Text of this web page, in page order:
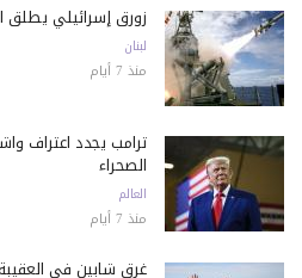
زورق إسرائيلي يطلق
لبنان
منذ 7 أيام
ترامب يجدد اعتراف
الصحراء
العالم
منذ 7 أيام
غرق شابين في